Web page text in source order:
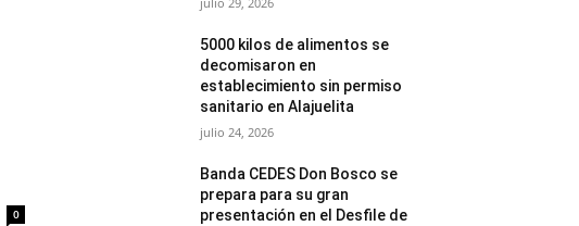
0
5000 kilos de alimentos se
decomisaron en
establecimiento sin permiso
sanitario en Alajuelita
julio 24, 2026
Banda CEDES Don Bosco se
prepara para su gran
presentación en el Desfile de